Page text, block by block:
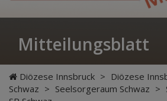
Mitteilungsblatt
Diözese Innsbruck > Diözese
Schwaz > Seelsorgeraum Schwaz >